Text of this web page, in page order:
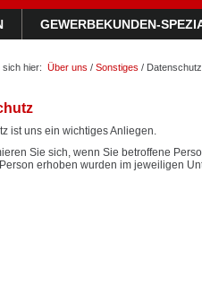
GEWERBEKUNDEN-
sich hier: Über uns / Sonstiges /
ist uns ein wichtiges Anliegen.
Sie sich, wenn Sie betroffene
erhoben wurden im jeweiligen